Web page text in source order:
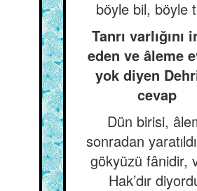
böyle bil, böyle
Tanrı varlığını
eden ve âleme
yok diyen
cevap
Dün birisi,
sonradan
gökyüzü fânidir,
Hak’dır